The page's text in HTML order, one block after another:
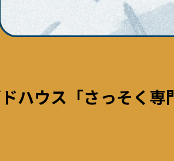
ハウス「さっそく